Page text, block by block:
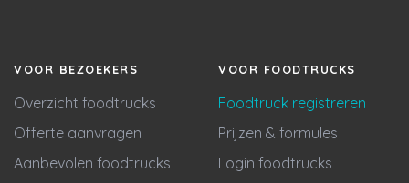
VOOR BEZOEKERS
Overzicht foodtrucks
Offerte aanvragen
Aanbevolen foodtrucks
VOOR FOODTRUCKS
Foodtruck registreren
Prijzen & formules
Login foodtrucks